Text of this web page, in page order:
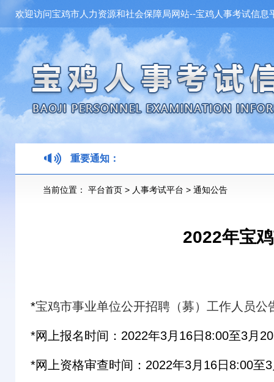
欢迎访问宝鸡市人力资源和社会保障局网站--宝鸡人事考试信息
重要通知：
当前位置： 平台首页 > 人事考试平台 > 通知公告
2022年宝
*宝鸡市事业单位公开招聘（募）工作人员公
*网上报名时间：2022年3月16日8:00至3月
*网上资格审查时间：2022年3月16日8:00至